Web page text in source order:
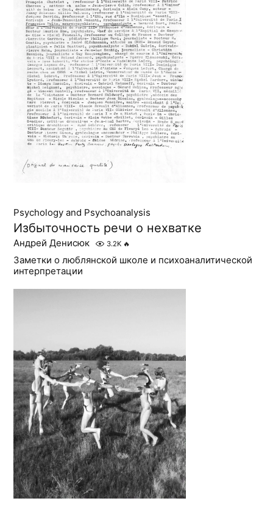
Psychology and Psychoanalysis
Избыточность речи о нехватке
Андрей Денисюк 3.2K 🔥
Заметки о люблянской школе и психоаналитической
интерпретации